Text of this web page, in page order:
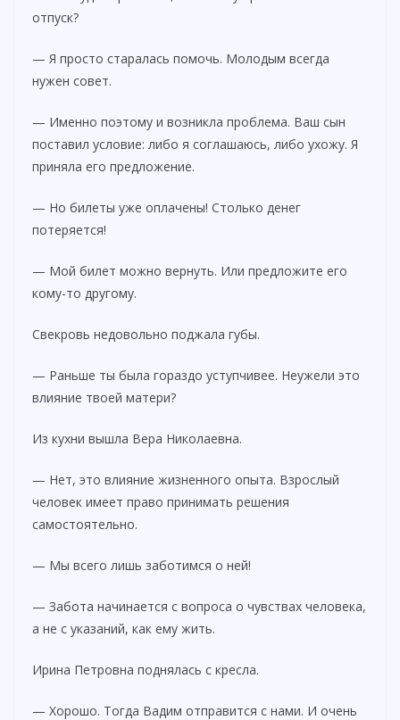
отпуск?
— Я просто старалась помочь. Молодым всегда
нужен совет.
— Именно поэтому и возникла проблема. Ваш сын
поставил условие: либо я соглашаюсь, либо ухожу. Я
приняла его предложение.
— Но билеты уже оплачены! Столько денег
потеряется!
— Мой билет можно вернуть. Или предложите его
кому-то другому.
Свекровь недовольно поджала губы.
— Раньше ты была гораздо уступчивее. Неужели это
влияние твоей матери?
Из кухни вышла Вера Николаевна.
— Нет, это влияние жизненного опыта. Взрослый
человек имеет право принимать решения
самостоятельно.
— Мы всего лишь заботимся о ней!
— Забота начинается с вопроса о чувствах человека,
а не с указаний, как ему жить.
Ирина Петровна поднялась с кресла.
— Хорошо. Тогда Вадим отправится с нами. И очень